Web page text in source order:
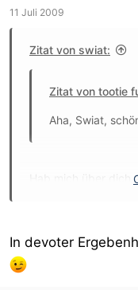
11 Juli 2009
Zitat von swiat:
Zitat von tootie
Aha, Swiat,
Hab mich über
In devoter